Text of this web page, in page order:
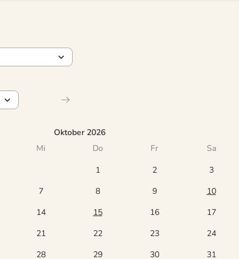
Oktober 2026
Mi Do Fr Sa
1 2 3
7 8 9 10
14 15 16 17
21 22 23 24
28 29 30 31